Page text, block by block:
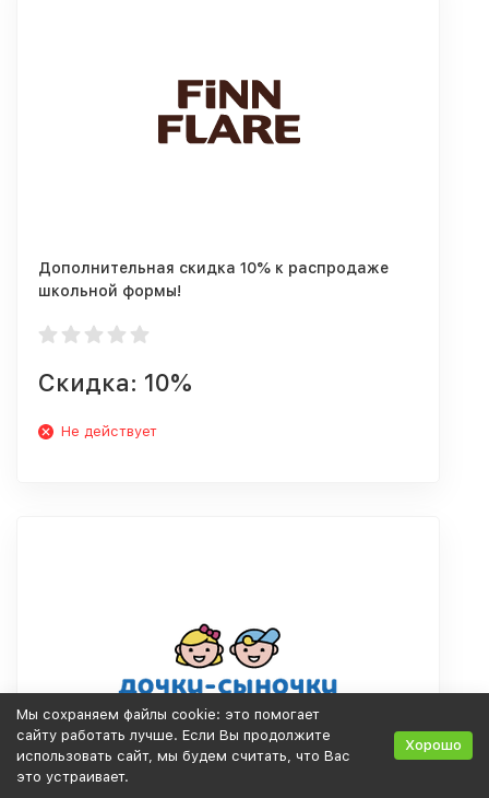
Дополнительная скидка 10% к распродаже
школьной формы!
Скидка: 10%
Не действует
Мы сохраняем файлы cookie: это помогает
сайту работать лучше. Если Вы продолжите
использовать сайт, мы будем считать, что Вас
это устраивает.
Хорошо